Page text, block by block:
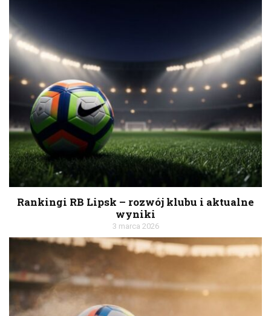
Rankingi RB Lipsk – rozwój klubu i aktualne
wyniki
3 marca 2026